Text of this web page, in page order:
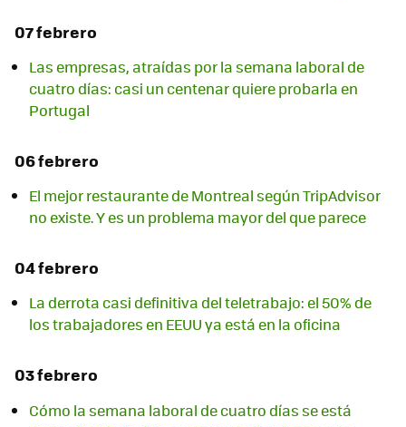
07 febrero
Las empresas, atraídas por la semana laboral de
cuatro días: casi un centenar quiere probarla en
Portugal
06 febrero
El mejor restaurante de Montreal según TripAdvisor
no existe. Y es un problema mayor del que parece
04 febrero
La derrota casi definitiva del teletrabajo: el 50% de
los trabajadores en EEUU ya está en la oficina
03 febrero
Cómo la semana laboral de cuatro días se está